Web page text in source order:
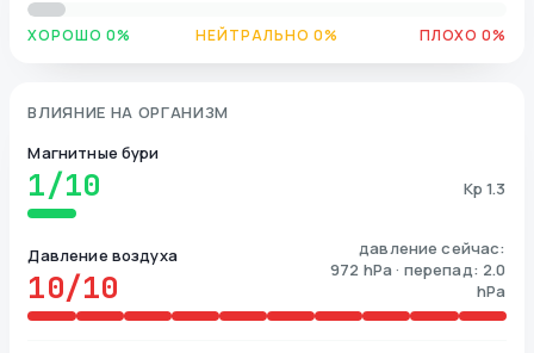
ХОРОШО 0% НЕЙТРАЛЬНО 0% ПЛОХО 0%
ВЛИЯНИЕ НА ОРГАНИЗМ
Магнитные бури
1/10 Kp 1.3
Давление воздуха
10/10
давление сейчас:
972 hPa · перепад: 2.0
hPa